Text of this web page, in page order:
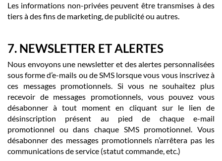
Les informations non-privées peuvent être transmises à des
tiers à des fins de marketing, de publicité ou autres.
7. NEWSLETTER ET ALERTES
Nous envoyons une newsletter et des alertes personnalisées
sous forme d’e-mails ou de SMS lorsque vous vous inscrivez à
ces messages promotionnels. Si vous ne souhaitez plus
recevoir de messages promotionnels, vous pouvez vous
désabonner à tout moment en cliquant sur le lien de
désinscription présent au pied de chaque e-mail
promotionnel ou dans chaque SMS promotionnel. Vous
désabonner des messages promotionnels n’arrêtera pas les
communications de service (statut commande, etc.)